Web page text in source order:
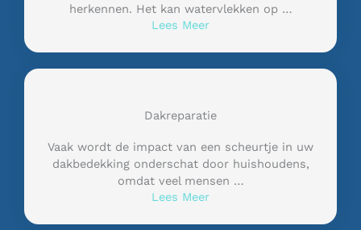
herkennen. Het kan watervlekken op …
Lees Meer
Dakreparatie
Vaak wordt de impact van een scheurtje in uw
dakbedekking onderschat door huishoudens,
omdat veel mensen …
Lees Meer